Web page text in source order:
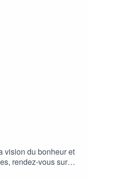
vision du bonheur et
rendez-vous sur
Canal Antilles